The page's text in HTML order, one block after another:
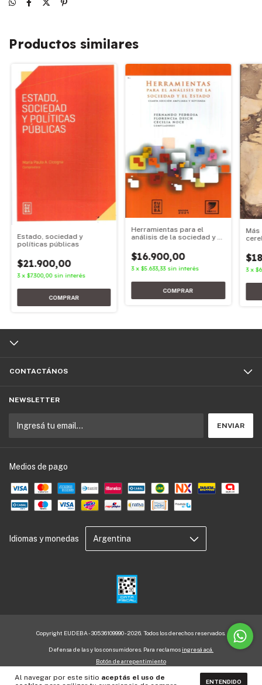
Al navegar por este sitio aceptás el uso de
ENTENDIDO
Productos similares
Estado, sociedad y
políticas públicas
$21.900,00
3 x $7.300,00 sin interés
Herramientas para el
análisis de la sociedad y el
$16.900,00
3 x$5.633,33 sin interés 3 x
CONTACTÁNOS
NEWSLETTER
Medios de pago
Idiomas y monedas
Copyright EUDEBA - 30536109990 - 2026. Todos los derechos reservados.
Defensa de las y los consumidores. Para reclamos ingresá acá.
Botón de arrepentimiento